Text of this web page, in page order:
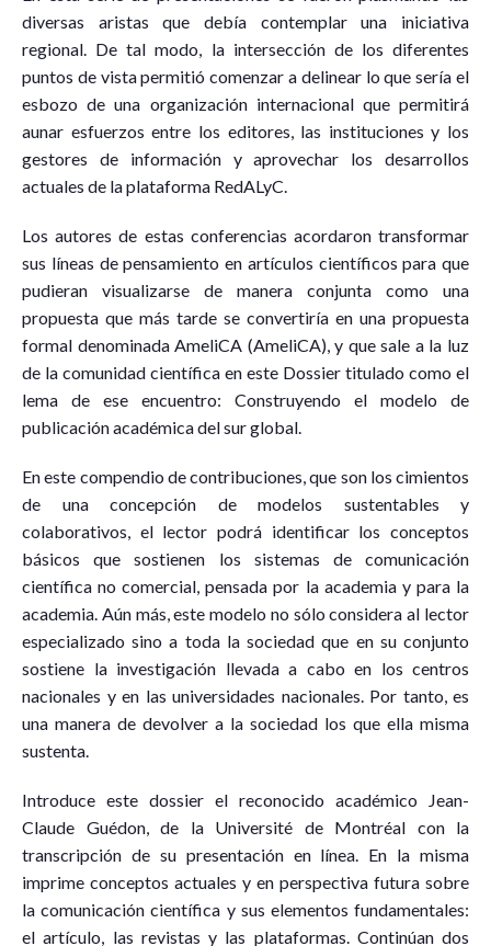
diversas aristas que debía contemplar una iniciativa
regional. De tal modo, la intersección de los diferentes
puntos de vista permitió comenzar a delinear lo que sería el
esbozo de una organización internacional que permitirá
aunar esfuerzos entre los editores, las instituciones y los
gestores de información y aprovechar los desarrollos
actuales de la plataforma RedALyC.
Los autores de estas conferencias acordaron transformar
sus líneas de pensamiento en artículos científicos para que
pudieran visualizarse de manera conjunta como una
propuesta que más tarde se convertiría en una propuesta
formal denominada AmeliCA (AmeliCA), y que sale a la luz
de la comunidad científica en este Dossier titulado como el
lema de ese encuentro: Construyendo el modelo de
publicación académica del sur global.
En este compendio de contribuciones, que son los cimientos
de una concepción de modelos sustentables y
colaborativos, el lector podrá identificar los conceptos
básicos que sostienen los sistemas de comunicación
científica no comercial, pensada por la academia y para la
academia. Aún más, este modelo no sólo considera al lector
especializado sino a toda la sociedad que en su conjunto
sostiene la investigación llevada a cabo en los centros
nacionales y en las universidades nacionales. Por tanto, es
una manera de devolver a la sociedad los que ella misma
sustenta.
Introduce este dossier el reconocido académico Jean-
Claude Guédon, de la Université de Montréal con la
transcripción de su presentación en línea. En la misma
imprime conceptos actuales y en perspectiva futura sobre
la comunicación científica y sus elementos fundamentales:
el artículo, las revistas y las plataformas. Continúan dos